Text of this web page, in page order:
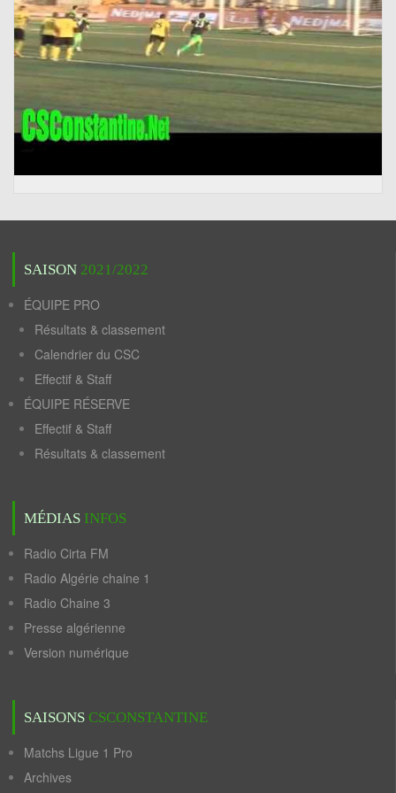
SAISON 2021/2022
ÉQUIPE PRO
Résultats & classement
Calendrier du CSC
Effectif & Staff
ÉQUIPE RÉSERVE
Effectif & Staff
Résultats & classement
MÉDIAS INFOS
Radio Cirta FM
Radio Algérie chaine 1
Radio Chaine 3
Presse algérienne
Version numérique
SAISONS CSCONSTANTINE
Matchs Ligue 1 Pro
Archives